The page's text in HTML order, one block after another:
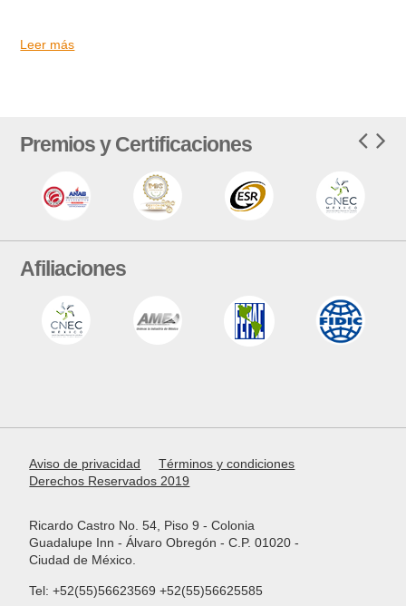
Leer más
Premios y Certificaciones
Afiliaciones
Aviso de privacidad
Términos y condiciones
Derechos Reservados 2019
Ricardo Castro No. 54, Piso 9 - Colonia
Guadalupe Inn - Álvaro Obregón - C.P. 01020 -
Ciudad de México.
Tel: +52(55)56623569 +52(55)56625585